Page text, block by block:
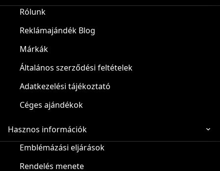
Rólunk
Reklámajándék Blog
Márkák
Általános szerződési feltételek
Adatkezelési tájékoztató
Céges ajándékok
Hasznos információk
Emblémázási eljárások
Rendelés menete